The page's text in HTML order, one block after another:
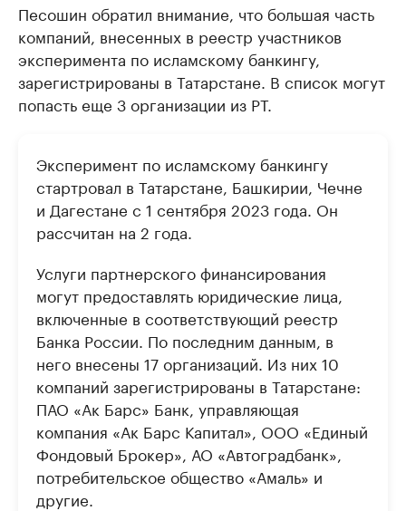
Песошин обратил внимание, что большая часть
компаний, внесенных в реестр участников
эксперимента по исламскому банкингу,
зарегистрированы в Татарстане. В список могут
попасть еще 3 организации из РТ.
Эксперимент по исламскому банкингу
стартровал в Татарстане, Башкирии, Чечне
и Дагестане с 1 сентября 2023 года. Он
рассчитан на 2 года.
Услуги партнерского финансирования
могут предоставлять юридические лица,
включенные в соответствующий реестр
Банка России. По последним данным, в
него внесены 17 организаций. Из них 10
компаний зарегистрированы в Татарстане:
ПАО «Ак Барс» Банк, управляющая
компания «Ак Барс Капитал», ООО «Единый
Фондовый Брокер», АО «Автоградбанк»,
потребительское общество «Амаль» и
другие.